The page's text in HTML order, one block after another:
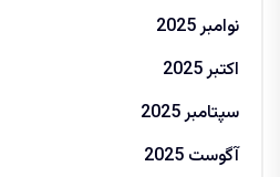
نوامبر 2025
اکتبر 2025
سپتامبر 2025
آگوست 2025